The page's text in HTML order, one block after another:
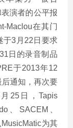
演者的公平报
Maclou在其门
于3月22日要求
日的录音制品
于2013年12
通知，再次要
25日，Tapis
、SACEM、
为其